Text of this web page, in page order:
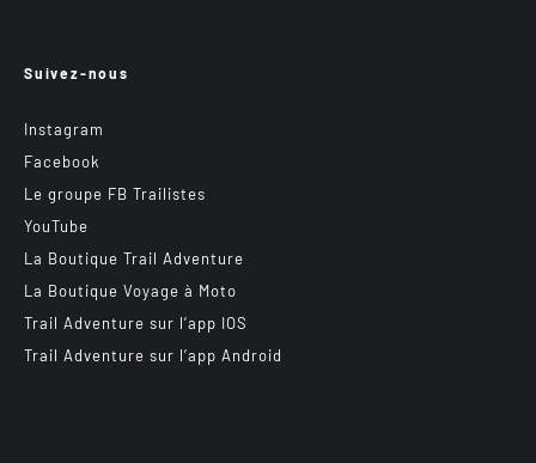
Suivez-nous
Instagram
Facebook
Le groupe FB Trailistes
YouTube
La Boutique Trail Adventure
La Boutique Voyage à Moto
Trail Adventure sur l’app IOS
Trail Adventure sur l’app Android